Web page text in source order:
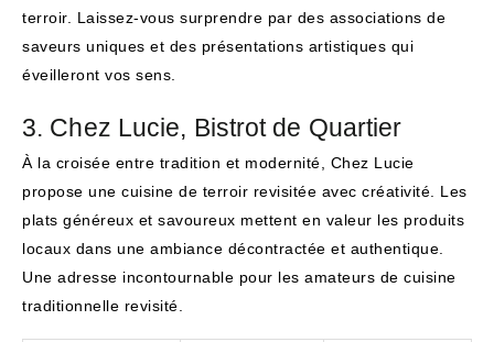
terroir. Laissez-vous surprendre par des associations de
saveurs uniques et des présentations artistiques qui
éveilleront vos sens.
3. Chez Lucie, Bistrot de Quartier
À la croisée entre tradition et modernité, Chez Lucie
propose une cuisine de terroir revisitée avec créativité. Les
plats généreux et savoureux mettent en valeur les produits
locaux dans une ambiance décontractée et authentique.
Une adresse incontournable pour les amateurs de cuisine
traditionnelle revisité.